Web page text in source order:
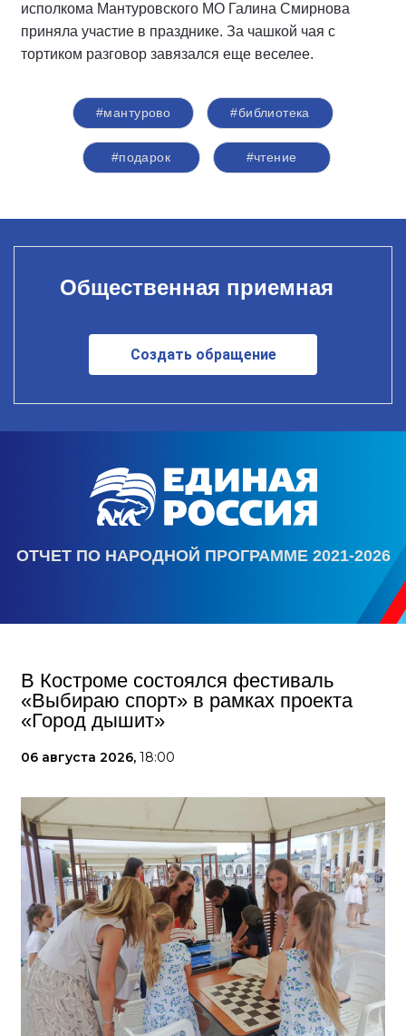
исполкома Мантуровского МО Галина Смирнова
приняла участие в празднике. За чашкой чая с
тортиком разговор завязался еще веселее.
#мантурово #библиотека
#подарок #чтение
Общественная приемная
Создать обращение
ОТЧЕТ ПО НАРОДНОЙ ПРОГРАММЕ 2021-2026
В Костроме состоялся фестиваль
«Выбираю спорт» в рамках проекта
«Город дышит»
06 августа 2026, 18:00